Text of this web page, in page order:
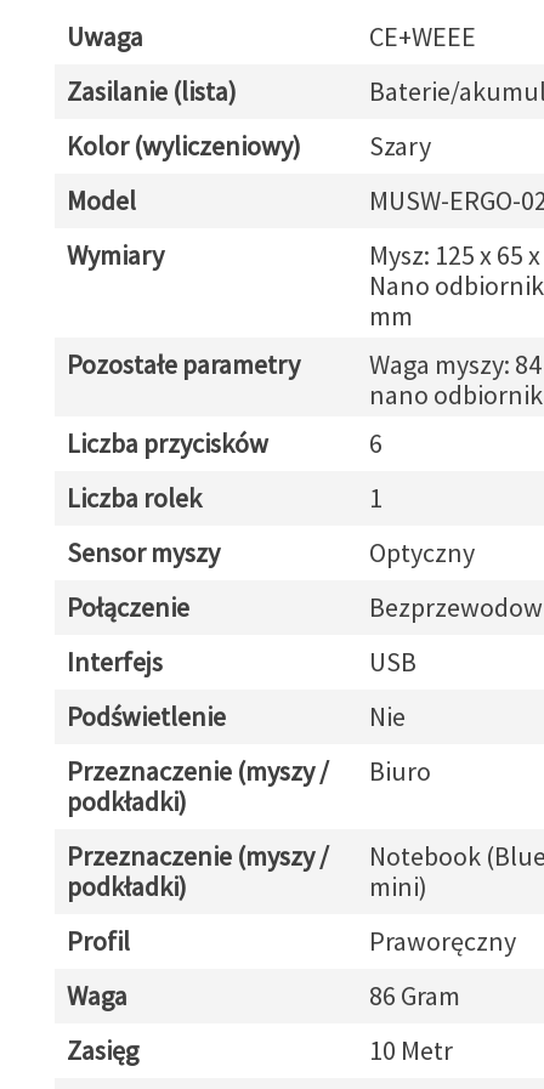
Uwaga
CE+WEEE
Zasilanie (lista)
Baterie/
Kolor (wyliczeniowy)
Szary
Model
MUSW-ERGO-
Wymiary
Mysz: 125 x 65
Nano
mm
Pozostałe parametry
Waga myszy:
nano
Liczba przycisków
6
Liczba rolek
1
Sensor myszy
Optyczny
Połączenie
Interfejs
USB
Podświetlenie
Nie
Przeznaczenie (myszy /
podkładki)
Biuro
Przeznaczenie (myszy /
podkładki)
Notebook
mini)
Profil
Praworęczny
Waga
86 Gram
Zasięg
10 Metr